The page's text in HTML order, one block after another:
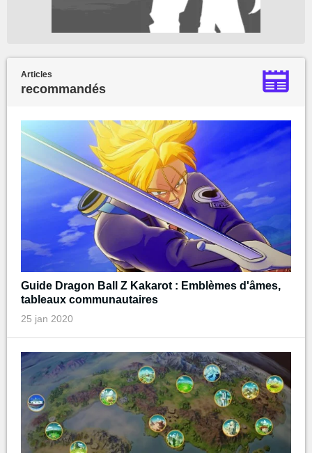
Articles
recommandés
Guide Dragon Ball Z Kakarot : Emblèmes d'âmes,
tableaux communautaires
25 jan 2020